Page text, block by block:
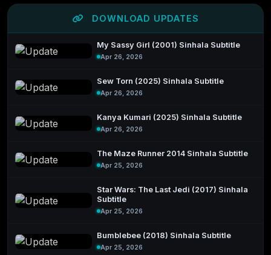
DOWNLOAD UPDATES
My Sassy Girl (2001) Sinhala Subtitle
Apr 26, 2026
Sew Torn (2025) Sinhala Subtitle
Apr 26, 2026
Kanya Kumari (2025) Sinhala Subtitle
Apr 26, 2026
The Maze Runner 2014 Sinhala Subtitle
Apr 25, 2026
Star Wars: The Last Jedi (2017) Sinhala
Subtitle
Apr 25, 2026
Bumblebee (2018) Sinhala Subtitle
Apr 25, 2026